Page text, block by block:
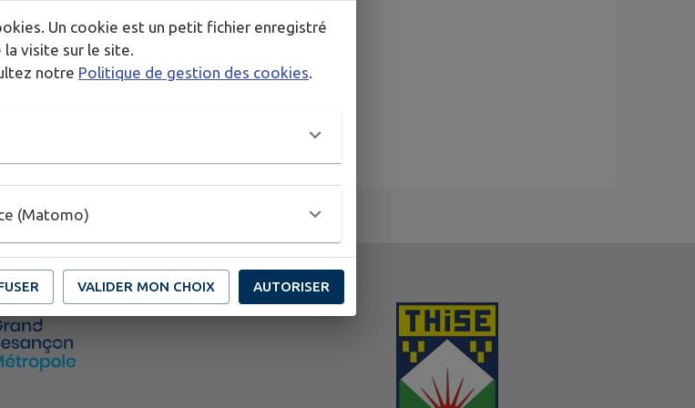
Un cookie est un petit fichier enregistré
visite sur le site.
notre Politique de gestion des cookies.
(Matomo)
VALIDER MON CHOIX AUTORISER